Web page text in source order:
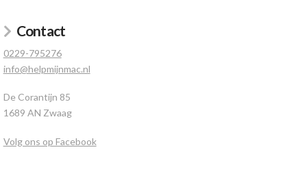
Contact
0229-795276
info@helpmijnmac.nl
De Corantijn 85
1689 AN Zwaag
Volg ons op Facebook